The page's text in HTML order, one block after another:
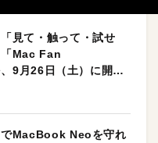
見て・触って・試せ
「Mac Fan
9月26日（土）に開催
MacBook Neoを守れ